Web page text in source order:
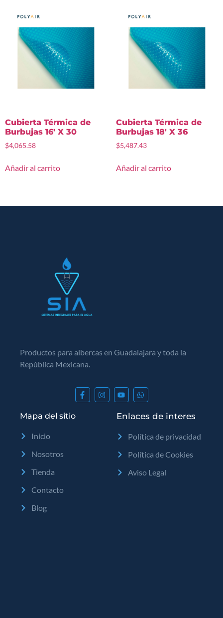
Cubierta Térmica de
Burbujas 16′ X 30
$4,065.58
Añadir al carrito
Cubierta Térmica de
Burbujas 18′ X 36
$5,487.43
Añadir al carrito
Productos para albercas en Guadalajara y toda la
República Mexicana.
Mapa del sitio
Inicio
Nosotros
Tienda
Contacto
Blog
Enlaces de interes
Política de privacidad
Política de Cookies
Aviso Legal